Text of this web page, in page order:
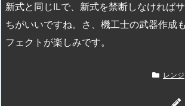
新式と同じILで、新式を禁断しなければ
ちがいいですね。さ、機工士の武器作成
フェクトが楽しみです。
レンジ